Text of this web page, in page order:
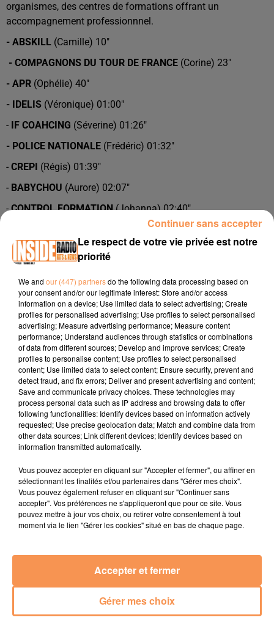
organismes, des centres de formations offrant un
accompagnement professionnnel.
- ABSKILL (Camille) 10"
- COMPAGNONS DU TOUR DE FRANCE (Corine) 23"
- APR (Ophélie) 40"
- IDELIS (Véronique) 01:00"
- IF COAHCING (Séverine) 01:26"
- POLICE NATIONALE (Frédéric) 01:32"
- CREPI (Régis) 01:39"
- BABYCHOU (Aurore) 02:07"
-CONTROL FORMATION(Johanna) 02:40"
- SAPEURS POMPIERS(Sandra) 03:16"
FRANCE TRAVAIL(Pierre) 03:40"
GROUPE MORGAN SERVICES(Nathalie) 03:57"
GENDARMERIE NATIONALE(Tony) 04:06"
- ATMOS ALLIANCE(Amandine) 04:19"
- BERGERET(Camille) 04:28"
- ARMÉE DE TERRE(Maxime) 04:58"
- AGRO CAMPUS 64(Sabine) 05:18"
ADN INDUSTRIES MÉTAL(Nathalie) 05:39"
Le respect de votre vie privée est notre
priorité
We and our (447) partnersdo the following data processing based on
your consent and/or our legitimate interest: Store and/or access
information on a device; Use limited data to select advertising; Create
profiles for personalised advertising; Use profiles to select personalised
advertising; Measure advertising performance; Measure content
performance; Understand audiences through statistics or combinations
of data from different sources; Develop and improve services; Create
profiles to personalise content; Use profiles to select personalised
content; Use limited data to select content; Ensure security, prevent and
detect fraud, and fix errors; Deliver and present advertising and content;
Save and communicate privacy choices. These technologies may
process personal data such as IP address and browsing data to offer
following functionalities: Identify devices based on information actively
requested; Use precise geolocation data; Match and combine data from
other data sources; Link different devices; Identify devices based on
information transmitted automatically.
Vous pouvez accepter en cliquant sur "Accepter et fermer", ou affiner en
sélectionnant les finalités et/ou partenaires dans "Gérer mes choix".
Vous pouvez également refuser en cliquant sur "Continuer sans
accepter". Vos préférences ne s'appliqueront que pour ce site. Vous
pouvez mettre à jour vos choix, ou retirer votre consentement à tout
moment via le lien "Gérer les cookies" situé en bas de chaque page.
Gérer mes choix
Accepter et fermer
Continuer sans accepter